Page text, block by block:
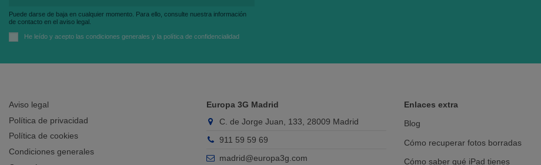
Puede darse de baja en cualquier momento. Para ello, consulte nuestra información
de contacto en el aviso legal.
He leído y acepto las condiciones generales y la política de confidencialidad
Aviso legal
Política de privacidad
Política de cookies
Condiciones generales
Europa 3G Madrid
C. de Jorge Juan, 133, 28009 Madrid
911 59 59 69
madrid@europa3g.com
Enlaces extra
Blog
Cómo recuperar fotos borradas
Cómo saber qué iPad tienes